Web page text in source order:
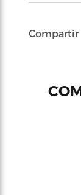
Compartir